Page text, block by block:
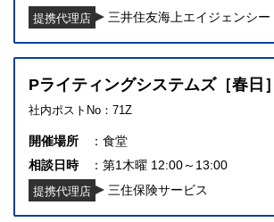
提携代理店 三井住友海上エイジェンシー
Pライティングシステムズ［春日］
社内ポストNo：71Z
開催場所
食堂
相談日時
第1木曜 12:00～13:00
提携代理店 三住保険サービス